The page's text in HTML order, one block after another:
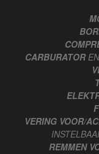
CARBURATOR
VERING VOOR/
REMMEN